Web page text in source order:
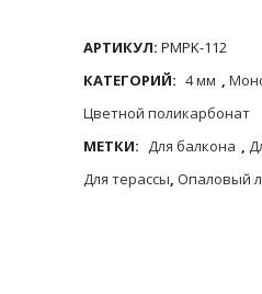
АРТИКУЛ: PMPK-112
КАТЕГОРИЙ: 4 мм ,
Цветной поликарбонат
МЕТКИ: Для балкона ,
Для терассы, Опаловый